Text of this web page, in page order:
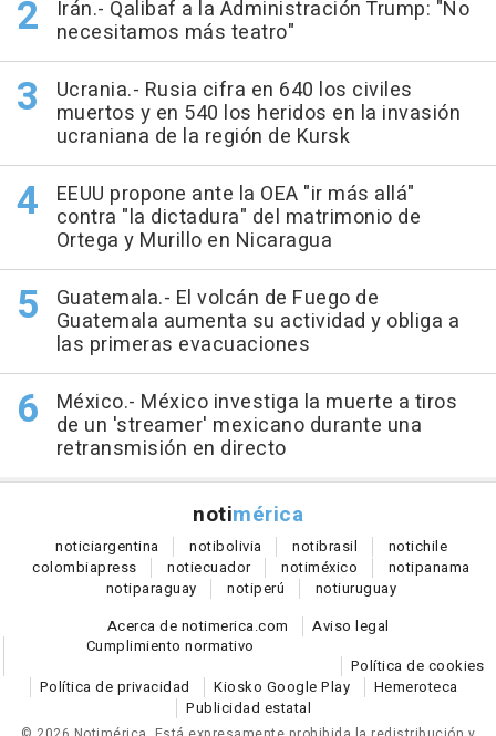
Irán.- Qalibaf a la Administración Trump: "No
necesitamos más teatro"
Ucrania.- Rusia cifra en 640 los civiles
muertos y en 540 los heridos en la invasión
ucraniana de la región de Kursk
EEUU propone ante la OEA "ir más allá"
contra "la dictadura" del matrimonio de
Ortega y Murillo en Nicaragua
Guatemala.- El volcán de Fuego de
Guatemala aumenta su actividad y obliga a
las primeras evacuaciones
México.- México investiga la muerte a tiros
de un 'streamer' mexicano durante una
retransmisión en directo
notimérica
noticiargentina notibolivia notibrasil notichile
colombiapress notiecuador notiméxico notipanama
notiparaguay notiperú notiuruguay
Acerca de notimerica.com
Aviso legal
Cumplimiento normativo
Política de cookies
Política de privacidad
Kiosko Google Play
Hemeroteca
Publicidad estatal